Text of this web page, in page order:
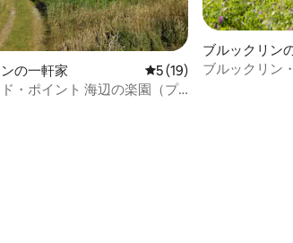
の一軒家 レビュー19件、5つ星中
5 (19)
ント 海辺の楽園（プ
ブルックリン
ブルックリン